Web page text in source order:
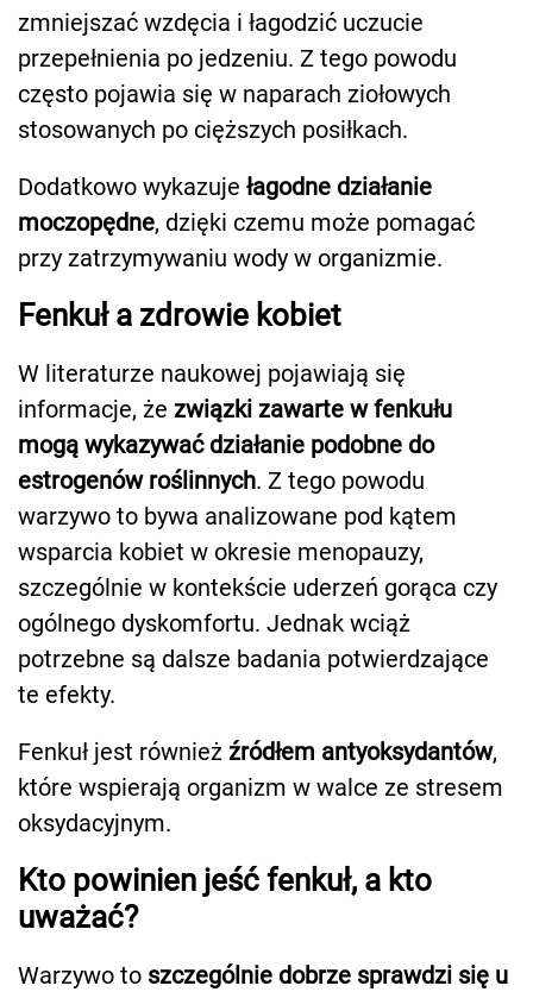
zmniejszać wzdęcia i łagodzić uczucie
przepełnienia po jedzeniu. Z tego powodu
często pojawia się w naparach ziołowych
stosowanych po cięższych posiłkach.
Dodatkowo wykazuje łagodne działanie
moczopędne, dzięki czemu może pomagać
przy zatrzymywaniu wody w organizmie.
Fenkuł a zdrowie kobiet
W literaturze naukowej pojawiają się
informacje, że związki zawarte w fenkułu
mogą wykazywać działanie podobne do
estrogenów roślinnych. Z tego powodu
warzywo to bywa analizowane pod kątem
wsparcia kobiet w okresie menopauzy,
szczególnie w kontekście uderzeń gorąca czy
ogólnego dyskomfortu. Jednak wciąż
potrzebne są dalsze badania potwierdzające
te efekty.
Fenkuł jest również źródłem antyoksydantów,
które wspierają organizm w walce ze stresem
oksydacyjnym.
Kto powinien jeść fenkuł, a kto
uważać?
Warzywo to szczególnie dobrze sprawdzi się u